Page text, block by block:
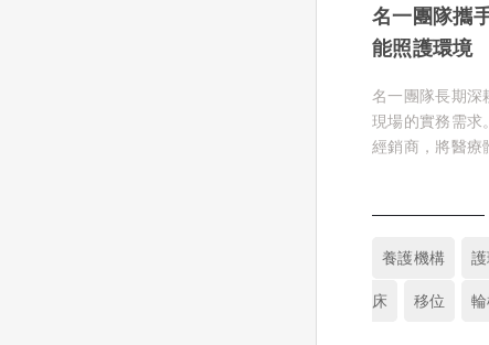
名一團隊攜
能照護環境
名一團隊長期
現場的實務需
經銷商，將醫療
因應政府推動
域轉型，減輕照
養護機構
床
移位